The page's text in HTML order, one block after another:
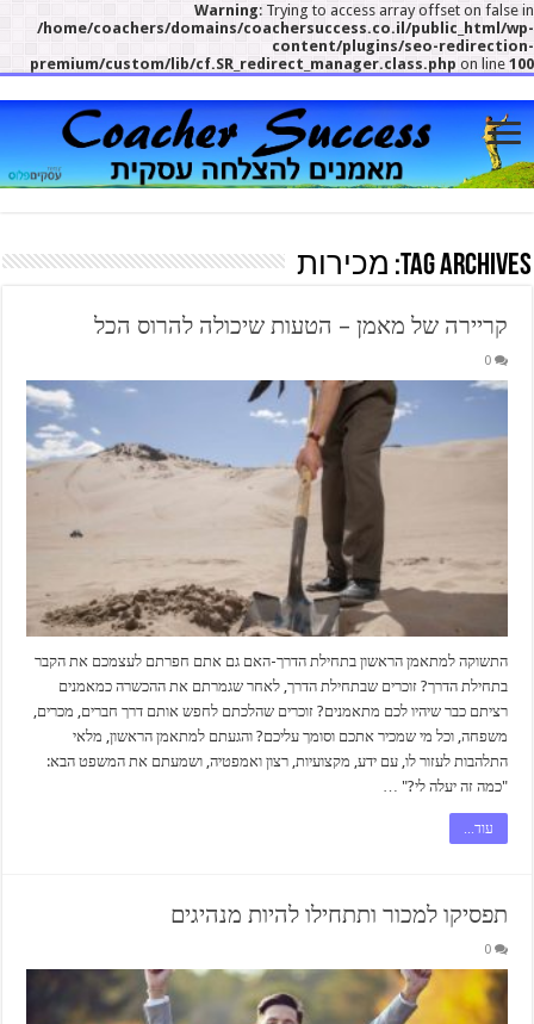
Warning: Trying to access array offset on false in
/home/coachers/domains/coachersuccess.co.il/public_html/wp-
content/plugins/seo-redirection-
premium/custom/lib/cf.SR_redirect_manager.class.php on line100
Tag Archives: מכירות
קריירה של מאמן – הטעות שיכולה להרוס הכל
0
התשוקה למתאמן הראשון בתחילת הדרך-האם גם אתם חפרתם לעצמכם את הקבר
בתחילת הדרך? זוכרים שבתחילת הדרך, לאחר שגמרתם את ההכשרה כמאמנים
רציתם כבר שיהיו לכם מתאמנים? זוכרים שהלכתם לחפש אותם דרך חברים, מכרים,
משפחה, וכל מי שמכיר אתכם וסומך עליכם? והגעתם למתאמן הראשון, מלאי
התלהבות לעזור לו, עם ידע, מקצועיות, רצון ואמפטיה, ושמעתם את המשפט הבא:
"כמה זה יעלה לי?" …
עוד...
תפסיקו למכור ותתחילו להיות מנהיגים
0